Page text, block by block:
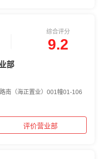
综合评分
9.2
部
南（海正置业）001幢01-106
评价营业部